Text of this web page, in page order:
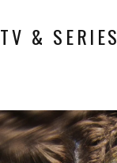
TV & SERIES